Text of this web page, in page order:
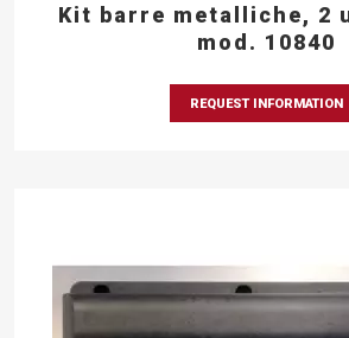
Kit barre metalliche, 2
mod. 10840
REQUEST INFORMATION